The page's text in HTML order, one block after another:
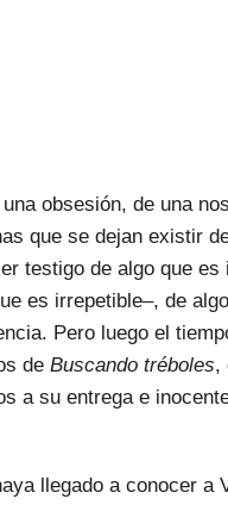
obsesión, de una
que se dejan existir
testigo de algo que
es irrepetible–, de
Pero luego el
de Buscando tréboles,
a su entrega e
llegado a conocer a